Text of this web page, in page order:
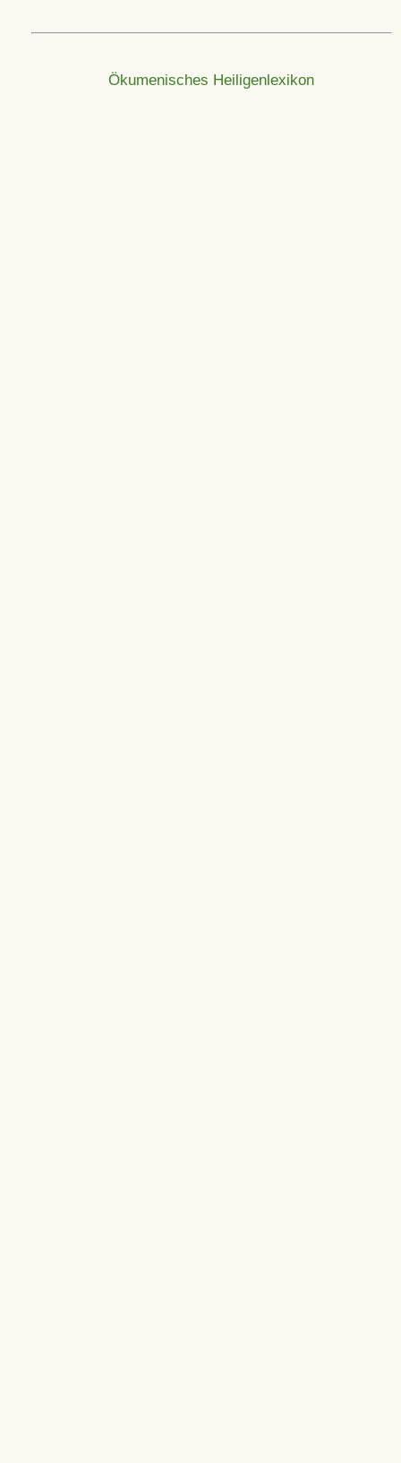
Ökumenisches Heiligenlexikon